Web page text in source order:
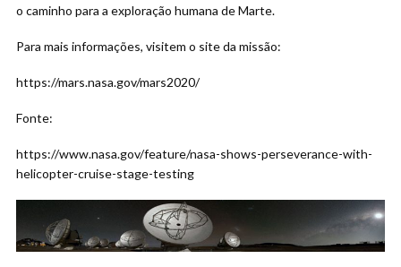
o caminho para a exploração humana de Marte.
Para mais informações, visitem o site da missão:
https://mars.nasa.gov/mars2020/
Fonte:
https://www.nasa.gov/feature/nasa-shows-perseverance-with-
helicopter-cruise-stage-testing